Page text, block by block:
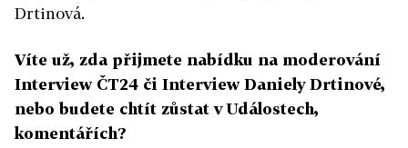
Drtinová.
Víte už, zda přijmete nabídku na moderování
Interview ČT24 či Interview Daniely Drtinové,
nebo budete chtít zůstat v Událostech,
komentářích?